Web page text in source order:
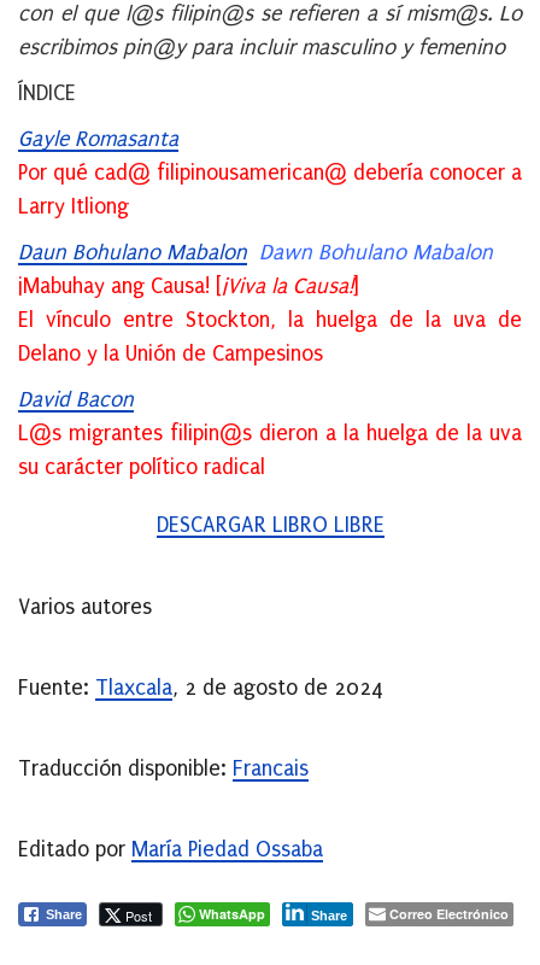
con el que l@s filipin@s se refieren a sí mism@s. Lo
escribimos pin@y para incluir masculino y femenino
ÍNDICE
Gayle Romasanta
Por qué cad@ filipinousamerican@ debería conocer a
Larry Itliong
Daun Bohulano Mabalon Dawn Bohulano Mabalon
¡Mabuhay ang Causa! [ ¡Viva la Causa!]
El vínculo entre Stockton, la huelga de la uva de
Delano y la Unión de Campesinos
David Bacon
L@s migrantes filipin@s dieron a la huelga de la uva
su carácter político radical
DESCARGAR LIBRO LIBRE
Varios autores
Fuente: Tlaxcala, 2 de agosto de 2024
Traducción disponible: Francais
Editado por María Piedad Ossaba
Share Post WhatsApp Share Correo Electrónico